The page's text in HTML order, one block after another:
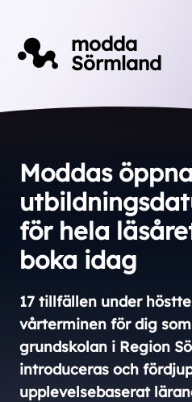
modda
Sörmland
Moddas öppna
för hela
boka idag
17 tillfällen under
vårterminen för dig
grundskolan i Region
introduceras och
upplevelsebaserat